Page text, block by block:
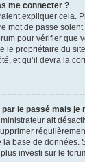
me connecter ?
expliquer cela.
mot de passe
pour vérifier que
le propriétaire du
et qu’il devra la
le passé mais je
ait
base de données.
investi sur le